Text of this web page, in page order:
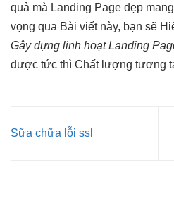
quả mà Landing Page đẹp
vọng qua Bài viết này, bạn sẽ
Gây dựng linh hoạtLanding
được tức thì Chất lượng tương
Sữa chữa lỗi ssl